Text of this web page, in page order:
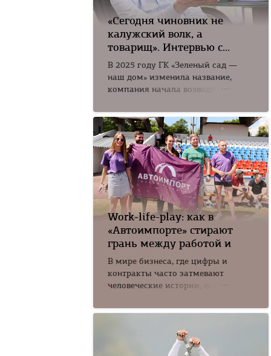
«Сегодня чиновник не
калужский волк, а
товарищ». Интервью с...
В 2025 году ГК «Зеленый сад —
наш дом» изменила название,
компания начала возводить
Work-life-play: как в
«Автоимпорте» стирают
грань между работой и
В мире бизнеса, где цифры и
контракты часто затмевают
человеческие истории, есть